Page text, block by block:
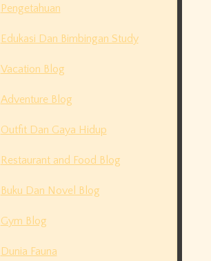
Pengetahuan
Edukasi Dan Bimbingan Study
Vacation Blog
Adventure Blog
Outfit Dan Gaya Hidup
Restaurant and Food Blog
Buku Dan Novel Blog
Gym Blog
Dunia Fauna